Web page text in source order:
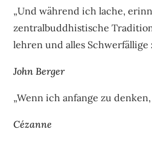
„Und während ich lache,
zentralbuddhistische
lehren und alles Schwerfällige
John Berger
„Wenn ich anfange zu
Cézanne